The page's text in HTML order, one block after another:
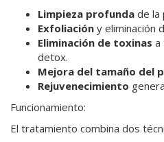
Limpieza profunda de la
Exfoliación y eliminación
Eliminación de toxinas a
detox.
Mejora del tamaño del
Rejuvenecimiento
Funcionamiento:
El tratamiento combina dos